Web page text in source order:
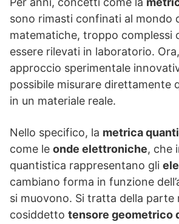
sono rimasti confinati al mondo
matematiche, troppo complessi
essere rilevati in laboratorio.
approccio sperimentale
possibile misurare direttamente
in un materiale reale.
Nello specifico, la metrica
come le onde elettroniche, che
quantistica rappresentano gli
cambiano forma in funzione
si muovono. Si tratta della parte
cosiddetto tensore geometrico